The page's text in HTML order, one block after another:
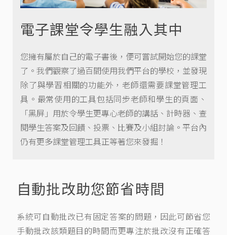
電子課堂令學生融入其中
您擁有屬於自己的電子書後，便可嘗試開始您的課堂
了。我們觀察了過百間使用我們平台的學校，並發現
除了與學習相關的功能外，老師還需要課堂管理工
具。最常使用的工具包括同步老師和學生的頁面、
「黑屏」用於令學生更專心老師的講話、計時器、查
閱學生答案及回饋、投票、比賽及小組討論。平台內
仍有更多課堂管理工具正等著您來發掘！
自動批改助您節省時間
系統可自動批改已有固定答案的問題，因此可節省您
手動批改該類題目的時間而更專注於批改沒有正確答